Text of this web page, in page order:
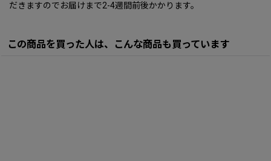
だきますのでお届けまで2-4週間前後かかります。
この商品を買った人は、こんな商品も買っています